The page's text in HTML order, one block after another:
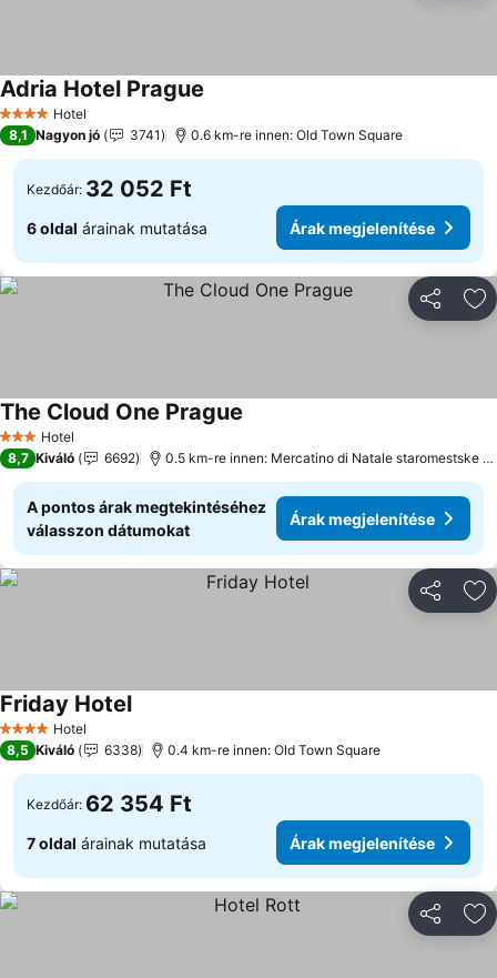
4 KategóriaHotel
Adria Hotel Prague
8,1 Nagyon jó 3741 0.6 km-re innen: Old Town Square
Kezdőár: 32 052 Ft
6 oldal árainak mutatása Árak megjelenítése
3 Kategória
Hotel
The Cloud One Prague
8,7 Kiváló 6692 0.5 km-re innen: Mercatino di Natale staromestske namest
A pontos árak megtekintéséhez
válasszon dátumokat
Árak megjelenítése
4 KategóriaHotel
Friday Hotel
8,5 Kiváló 6338 0.4 km-re innen: Old Town Square
Kezdőár: 62 354 Ft
7 oldal árainak mutatása Árak megjelenítése